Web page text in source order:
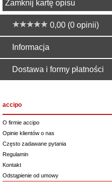
Zamknij kartę opisu
0,00 (0 opinii)
Informacja
Dostawa i formy płatności
accipo
O firmie accipo
Opinie klientów o nas
Często zadawane pytania
Regulamin
Kontakt
Odstąpienie od umowy